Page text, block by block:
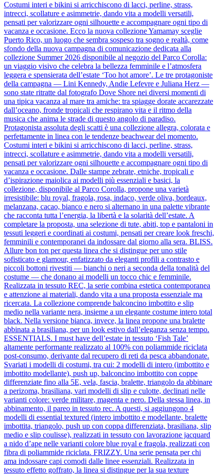
Costumi interi e bikini si arricchiscono di lacci, perline, strass,
intrecci, scollature e asimmetrie, dando vita a modelli versatili,
pensati per valorizzare ogni silhouette e accompagnare ogni tipo di
vacanza e occasione. Ecco la nuova collezione Yamamay sceglie
Puerto Rico, un luogo che sembra sospeso tra sogno e realtà, come
sfondo della nuova campagna di comunicazione dedicata alla
collezione Summer 2026 disponibile al negozio del Parco Corolla:
un viaggio visivo che celebra la bellezza femminile e l’atmosfera
leggera e spensierata dell’estate ‘Too hot amore’. Le tre protagoniste
della campagna — Lini Kennedy, Andie Lefevre e Juliana Herz —
sono state ritratte dal fotografo Dove Shore nei diversi momenti di
una tipica vacanza al mare tra amiche: tra spiagge dorate accarezzate
dall’oceano, fronde tropicali che respirano vita e il ritmo della
musica che anima le strade di questo angolo di paradiso.
Protagonista assoluta degli scatti è una collezione allegra, colorata e
perfettamente in linea con le tendenze beachwear del momento.
Costumi interi e bikini si arricchiscono di lacci, perline, strass,
intrecci, scollature e asimmetrie, dando vita a modelli versatili,
pensati per valorizzare ogni silhouette e accompagnare ogni tipo di
vacanza e occasione. Dalle stampe zebrate, etniche, tropicali e
d’ispirazione maiolica ai modelli più essenziali e basici, la
collezione, disponibile al Parco Corolla, propone una varietà
irresistibile: blu royal, fragola, rosa, indaco, verde oliva, bordeaux,
melanzana, cacao, bianco e nero si alternano in una palette vibrante
che racconta tutta l’energia, la libertà e la solarità dell’estate. A
completare la proposta, una selezione di tute, abiti, top e pantaloni in
tessuti leggeri e coordinati ai costumi, pensati per creare look freschi,
femminili e contemporanei da indossare dal giorno alla sera. BLISS.
Allure bon ton per questa linea che si distingue per uno stile
sofisticato e glamour, enfatizzato da eleganti profili a contrasto e
piccoli bottoni rivestiti — bianchi o neri a seconda della tonalità del
costume — che donano ai modelli un tocco chic e femminile.
Realizzata in tessuto REC, la serie combina estetica contemporanea
e attenzione ai materiali, dando vita a una proposta essenziale ma
ricercata. La collezione comprende balconcino imbottito e slip
medio nella variante nera, insieme a un elegante costume intero total
black. Nella versione bianca, invece, la linea propone una bralette
abbinata a brasiliana, per un look estivo dall’eleganza senza tempo.
ESSENTIALS. I must have dell’estate in tessuto ‘Fish Tale’
altamente performante realizzato al 100% con poliammide riciclata
post-consumo, derivante dal recupero di reti da pesca abbandonate.
Svariati i modelli di costumi, tra cui: 2 modelli di intero (imbottito e
imbottito modellante), push up, balconcino imbottito con coppe
differenziate fino alla 5E, vela, fascia, bralette, triangolo da abbinare
a perizoma, brasiliana, vari modelli di slip e culotte, declinati nelle
varianti colore: verde militare, magenta e nero. Della stessa linea, in
abbinamento, il pareo in tessuto rec. A questi, si aggiungono 4
modelli di essential textured (intero imbottito e modellante, bralette
imbottita, triangolo, push up con coppa differenziata, brasiliana, slip
medio e slip coulisse), realizzati in tessuto con lavorazione jacquard
a nido d’ape nelle varianti colore blue royal e fragola, realizzati con
fibra di poliammide riciclata. FRIZZY. Una serie pensata per chi
ama indossare capi comodi dalle linee essenziali. Realizzata in
tessuto effetto goffrato, la linea si distingue per la sua texture